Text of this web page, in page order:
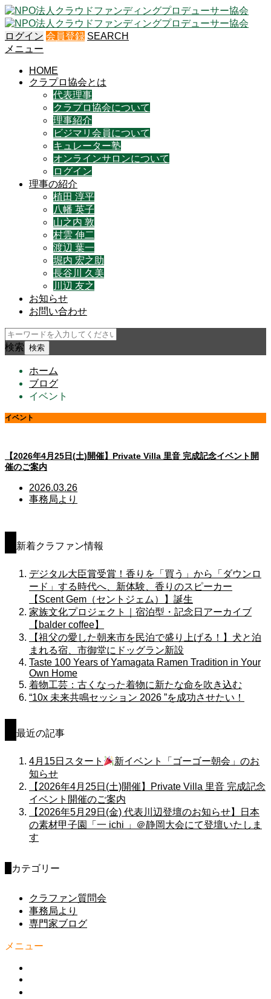
ログイン 会員登録 SEARCH
メニュー
HOME
クラプロ協会とは
代表理事
クラプロ協会について
理事紹介
ビジマリ会員について
キュレーター塾
オンラインサロンについて
ログイン
理事の紹介
植田 淳平
八幡 英子
山之内 敦
村雲 伸二
渡辺 葉一
堀内 宏之助
長谷川 久美
川辺 友之
お知らせ
お問い合わせ
検索
ホーム
ブログ
イベント
イベント
【2026年4月25日(土)開催】Private Villa 里音 完成記念イベント開
催のご案内
2026.03.26
事務局より
新着クラファン情報
デジタル大臣賞受賞！香りを「買う」から「ダウンロ
ード」する時代へ、新体験、香りのスピーカー
【Scent Gem（セントジェム）】誕生
家族文化プロジェクト｜宿泊型・記念日アーカイブ
【balder coffee】
【祖父の愛した朝来市を民泊で盛り上げる！】犬と泊
まれる宿、市御堂にドッグラン新設
Taste 100 Years of Yamagata Ramen Tradition in Your
Own Home
着物工芸：古くなった着物に新たな命を吹き込む
“10x 未来共鳴セッション 2026 ”を成功させたい！
最近の記事
4月15日スタート
新イベント「ゴーゴー朝会」のお
知らせ
【2026年4月25日(土)開催】Private Villa 里音 完成記念
イベント開催のご案内
【2026年5月29日(金) 代表川辺登壇のお知らせ】日本
の素材甲子園「一 ichi 」＠静岡大会にて登壇いたしま
す
カテゴリー
クラファン質問会
事務局より
専門家ブログ
メニュー